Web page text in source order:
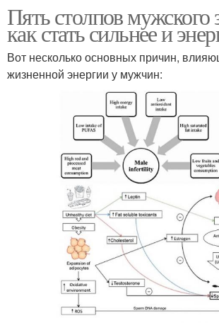
Пять столпов мужского
как стать сильнее и
Вот несколько основных причин,
жизненной энергии у мужчин: